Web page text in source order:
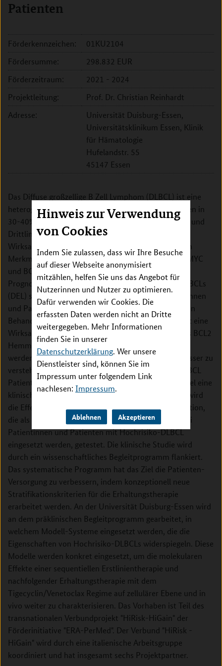
Hinweis zur Verwendung
von Cookies
Indem Sie zulassen, dass wir Ihre Besuche
auf dieser Webseite anonymisiert
mitzählen, helfen Sie uns das Angebot für
Nutzerinnen und Nutzer zu optimieren.
Dafür verwenden wir Cookies. Die
erfassten Daten werden nicht an Dritte
weitergegeben. Mehr Informationen
finden Sie in unserer
Datenschutzerklärung. Wer unsere
Dienstleister sind, können Sie im
Impressum unter folgendem Link
nachlesen: Impressum.
Ablehnen Akzeptieren
Patienten
Förderkennzeichen:
01KU2104
Fördersumme:
298.832 EUR
Förderzeitraum:
2021 - 2024
Projektleitung:
Prof. Dr. Christian Reinhardt
Adresse:
Universität Duisburg-Essen,
Universitätsklinikum Essen, Klinik
für Hämatologie
Hufelandstr. 55
45147 Essen
Das Diffuse großzellige B Zell Lymphom (DLBCL) ist eine
heterogene Erkrankung. Erstlinien-Therapien versagen in
30-40% aller Patientinnen und Patienten und Zweit- und
Drittlinientherapien zeigen oft nur eine geringe
Wirksamkeit. Neben pathologischen und genetischen
Merkmalen ist die kombinierte Überexpression von MYC
und BCL2 ein robuster Prädiktor für eine schlechte
Prognose. Diese sogenannten "Double Expressor" DLBCLs
(DEL) stellen einen großen Anteil der DLBCL Patientinnen
und Patienten mit einem bisher nicht gut adressierten
Behandlungsbedarf dar. Es konnte im Tierexperiment eine
Wirksamkeit des Antibiotikums Tigecyclin, sowie des BCL2
Hemmstoffes Venetoclax in DEL Lymphomen gezeigt
werden. Um diese Beobachtungen mechanistisch besser zu
verstehen und auf ihre klinische Wirksamkeit bei DLBCL
Patienten zu überprüfen, verfolgt der Verbund das Ziel eine
klinische Phase-I/II Studie durchzuführen. Konkret wird
die Effektivität einer Tigecyclin/Venetoclax Kombination,
die als Erhaltungstherapie nach Erstlinientherapie bei
Patientinnen und Patienten mit Hochrisiko-DLBCL
eingesetzt werden, getestet. Die klinische Studie wird
durch ein wissenschaftliches Begleitprogramm flankiert.
Das systematische Programm hat das Ziel die Patienten-
Versorgung zu verbessern, indem konzeptionell neue
Stratifikationskriterien für die Erhaltungstherapie
erarbeitet werden. An der Universität Duisburg-Essen wird
an dem präklinischen Begleitprogramm gearbeitet, in
welchem Modell-Systeme eingesetzt werden, die die
Eigenschaften von Hochrisiko-DLBCLs widerspiegeln. Diese
Modelle werden konkret eingesetzt, um die molekularen
Effekte einer sequentiellen Erstlinientherapie und
nachfolgender Erhaltungstherapie mit dem
Tigecyclin/Venetoclax Regime auf zellulärer Ebene und in
vivo weiter zu charakterisieren. Das Vorhaben ist Teil des
transnationalen Verbundprojekt "HiRisk-HiGain" der
Förderinitiative "ERA-PerMed". Der Verbund "HiRisk -
HiGain" wird durch eine italienische Arbeitsgruppe
koordiniert und hat insgesamt sechs Projektpartner.